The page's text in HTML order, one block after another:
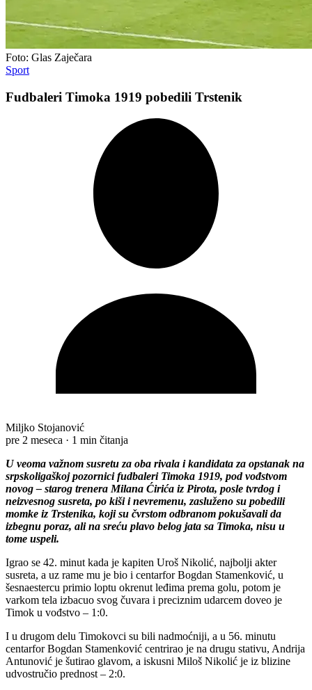
Foto: Glas Zaječara
Sport
Fudbaleri Timoka 1919 pobedili Trstenik
Miljko Stojanović
pre 2 meseca · 1 min čitanja
U veoma važnom susretu za oba rivala i kandidata za opstanak na
srpskoligaškoj pozornici fudbaleri Timoka 1919, pod vođstvom
novog – starog trenera Milana Ćirića iz Pirota, posle tvrdog i
neizvesnog susreta, po kiši i nevremenu, zasluženo su pobedili
momke iz Trstenika, koji su čvrstom odbranom pokušavali da
izbegnu poraz, ali na sreću plavo belog jata sa Timoka, nisu u
tome uspeli.
Igrao se 42. minut kada je kapiten Uroš Nikolić, najbolji akter
susreta, a uz rame mu je bio i centarfor Bogdan Stamenković, u
šesnaestercu primio loptu okrenut leđima prema golu, potom je
varkom tela izbacuo svog čuvara i preciznim udarcem doveo je
Timok u vođstvo – 1:0.
I u drugom delu Timokovci su bili nadmoćniji, a u 56. minutu
centarfor Bogdan Stamenković centrirao je na drugu stativu, Andrija
Antunović je šutirao glavom, a iskusni Miloš Nikolić je iz blizine
udvostručio prednost – 2:0.